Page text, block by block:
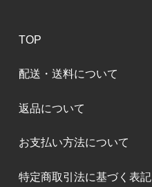
TOP
配送・送料について
返品について
お支払い方法について
特定商取引法に基づく表記